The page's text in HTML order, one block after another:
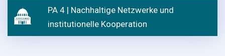
PA 4 | Nachhaltige Netzwerke und
institutionelle Kooperation